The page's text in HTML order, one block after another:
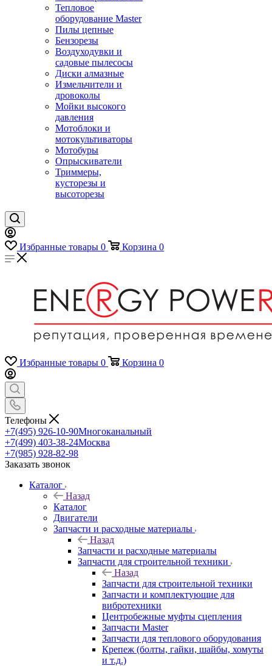
Тепловое
оборудование Master
Пилы цепные
Бензорезы
Воздуходувки и
садовые пылесосы
Диски алмазные
Измельчители и
дровоколы
Мойки высокого
давления
Мотоблоки и
мотокультиваторы
Мотобуры
Опрыскиватели
Триммеры,
кусторезы и
высоторезы
Избранные товары 0 Корзина 0
Избранные товары 0 Корзина 0
Телефоны
+7(495) 926-10-90Многоканальный
+7(499) 403-38-24Москва
+7(985) 928-82-98
Заказать звонок
Каталог
Назад
Каталог
Двигатели
Запчасти и расходные материалы
Назад
Запчасти и расходные материалы
Запчасти для строительной техники
Назад
Запчасти для строительной техники
Запчасти и комплектующие для
вибротехники
Центробежные муфты сцепления
Запчасти Master
Запчасти для теплового оборудования
Крепеж (болты, гайки, шайбы, хомуты
и т.д.)